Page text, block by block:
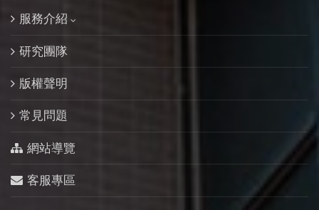
服務介紹
研究團隊
版權聲明
常見問題
網站導覽
客服專區